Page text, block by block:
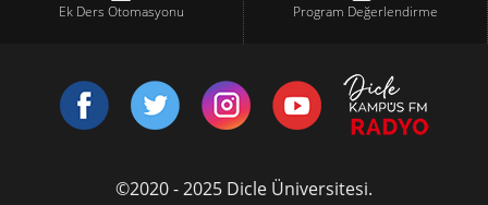
Ek Ders Otomasyonu Program Değerlendirme
©2020 - 2025 Dicle Üniversitesi.